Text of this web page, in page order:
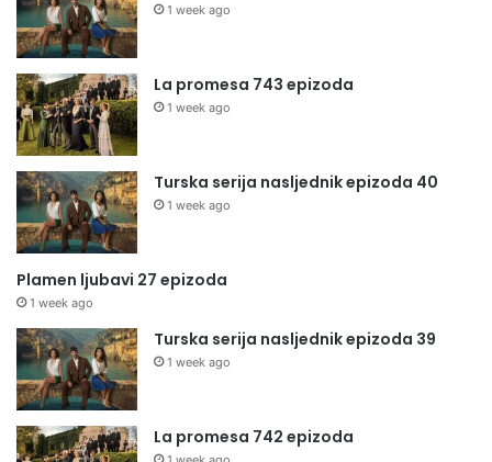
1 week ago
La promesa 743 epizoda
1 week ago
Turska serija nasljednik epizoda 40
1 week ago
Plamen ljubavi 27 epizoda
1 week ago
Turska serija nasljednik epizoda 39
1 week ago
La promesa 742 epizoda